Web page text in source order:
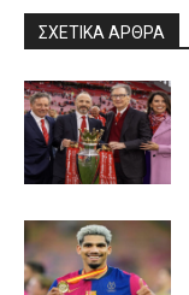
ΣΧΕΤΙΚΆ ΆΡΘΡΑ